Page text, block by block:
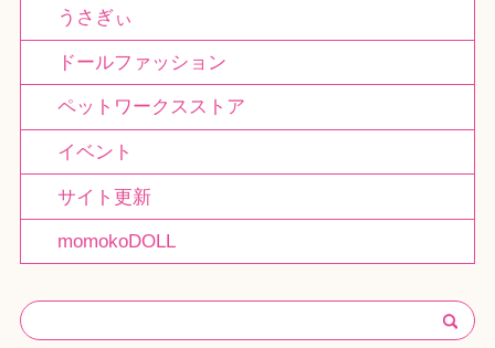
うさぎぃ
ドールファッション
ペットワークスストア
イベント
サイト更新
momokoDOLL